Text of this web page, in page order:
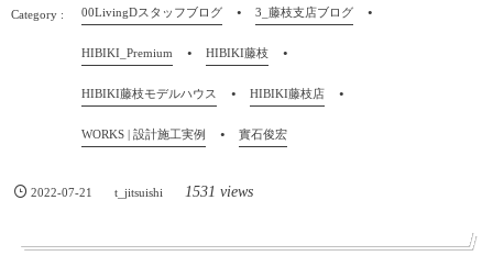
00LivingDスタッフブログ 3_藤枝支店ブログ
HIBIKI_Premium HIBIKI藤枝
HIBIKI藤枝モデルハウス HIBIKI藤枝店
WORKS | 設計施工実例 實石俊宏
2022-07-21 t_jitsuishi 1531 views